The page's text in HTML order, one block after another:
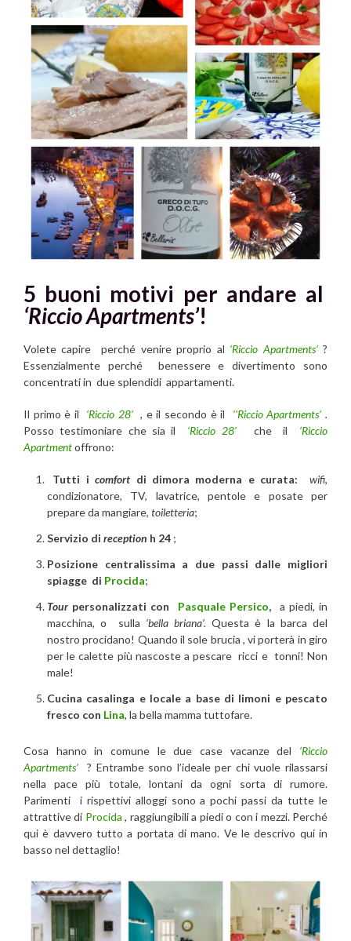
5 buoni motivi per andare al
‘Riccio Apartments’!
Volete capire perché venire proprio al ‘Riccio Apartments’?
Essenzialmente perché benessere e divertimento sono
concentrati in due splendidi appartamenti.
Il primo è il ‘Riccio 28’, e il secondo è il ‘‘Riccio Apartments’ .
Posso testimoniare che sia il ‘Riccio 28’che il ‘Riccio
Apartmentoffrono:
Tutti icomfort di dimora moderna e curata: wifi,
condizionatore, TV, lavatrice, pentole e posate per
prepare da mangiare, toiletteria;
Servizio di reception h 24 ;
Posizione centralissima a due passi dalle migliori
spiagge di Procida;
Tourpersonalizzati con Pasquale Persico, a piedi, in
macchina, o sulla ‘bella briana’.Questa è la barca del
nostro procidano! Quando il sole brucia , vi porterà in giro
per le calette più nascoste a pescare ricci e tonni! Non
male!
Cucina casalinga e locale a base di limoni e pescato
fresco con Lina, la bella mamma tuttofare.
Cosa hanno in comune le due case vacanze del ‘Riccio
Apartments’ ? Entrambe sono l’ideale per chi vuole rilassarsi
nella pace più totale, lontani da ogni sorta di rumore.
Parimenti i rispettivi alloggi sono a pochi passi da tutte le
attrattive di Procida , raggiungibili a piedi o con i mezzi. Perché
qui è davvero tutto a portata di mano. Ve le descrivo qui in
basso nel dettaglio!